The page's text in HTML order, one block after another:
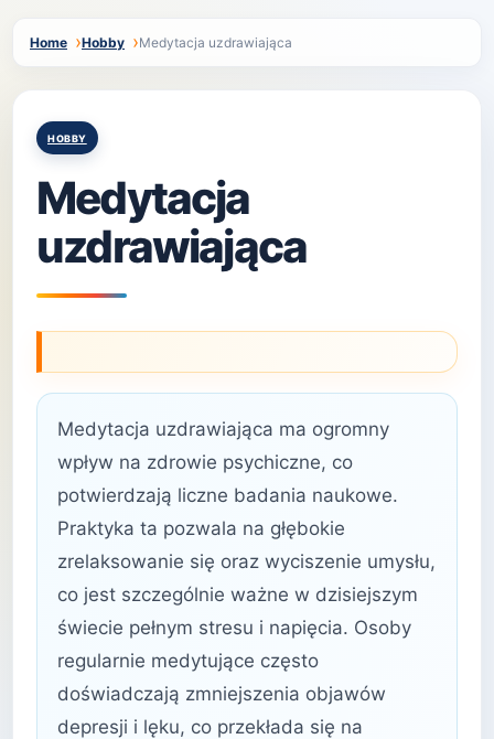
Home Hobby Medytacja uzdrawiająca
Posted
HOBBY
Medytacja
uzdrawiająca
Medytacja uzdrawiająca ma ogromny
wpływ na zdrowie psychiczne, co
potwierdzają liczne badania naukowe.
Praktyka ta pozwala na głębokie
zrelaksowanie się oraz wyciszenie umysłu,
co jest szczególnie ważne w dzisiejszym
świecie pełnym stresu i napięcia. Osoby
regularnie medytujące często
doświadczają zmniejszenia objawów
depresji i lęku, co przekłada się na